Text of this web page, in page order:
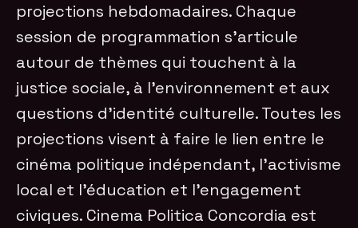
projections hebdomadaires. Chaque
session de programmation s’articule
autour de thèmes qui touchent à la
justice sociale, à l’environnement et aux
questions d’identité culturelle. Toutes les
projections visent à faire le lien entre le
cinéma politique indépendant, l’activisme
local et l’éducation et l’engagement
civiques. Cinema Politica Concordia est